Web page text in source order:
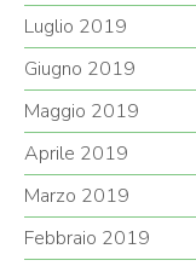
Luglio 2019
Giugno 2019
Maggio 2019
Aprile 2019
Marzo 2019
Febbraio 2019